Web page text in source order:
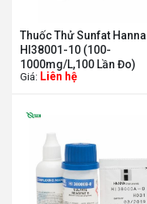
Thuốc Thử Sunfat Hanna
HI38001-10 (100-
1000mg/L,100 Lần Đo)
Giá: Liên hệ